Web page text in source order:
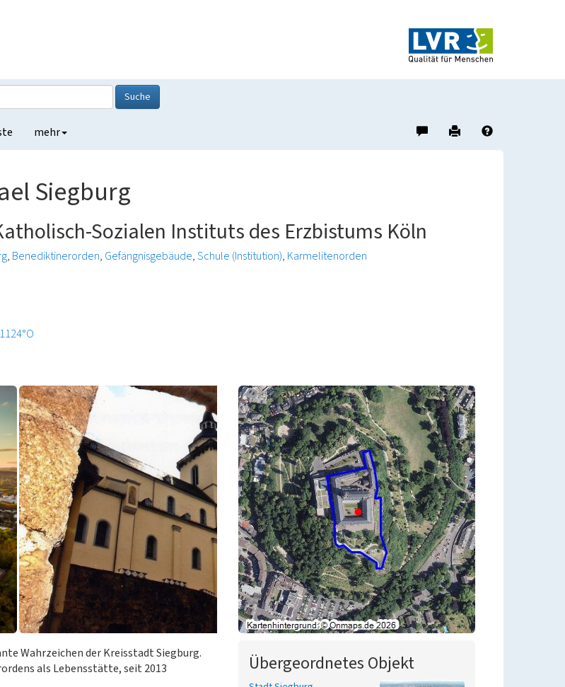
Suche
mehr
HinweisDruckenHilfe
Siegburg
Sozialen Instituts des Erzbistums Köln
Benediktinerorden Gefängnisgebäude Schule (Institution) Karmelitenorden
Wahrzeichen der Kreisstadt Siegburg.
als Lebensstätte, seit 2013
Übergeordnetes Objekt